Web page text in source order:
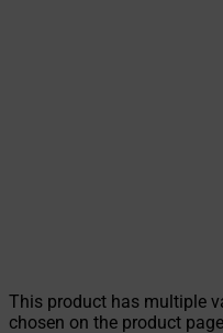
This product has multiple
chosen on the product page